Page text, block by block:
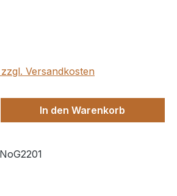
Versandkosten
Gib den
In den Warenkorb
NoG2201